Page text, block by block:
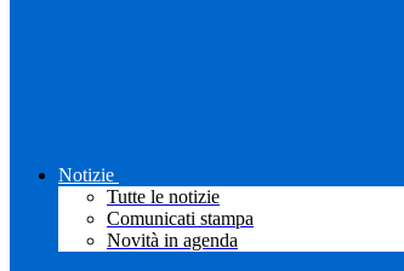
Notizie
Tutte le notizie
Comunicati stampa
Novità in agenda